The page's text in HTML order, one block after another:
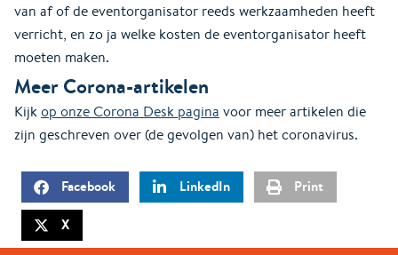
van af of de eventorganisator reeds werkzaamheden heeft
verricht, en zo ja welke kosten de eventorganisator heeft
moeten maken.
Meer Corona-artikelen
Kijkop onze Corona Desk pagina voor meer artikelen die
zijn geschreven over (de gevolgen van) het coronavirus.
Facebook LinkedIn Print
X